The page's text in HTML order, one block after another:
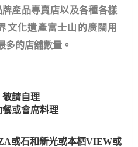
產品專賣店以及各種各樣
文化遺產富士山的廣闊用
多的店舖數量。
敬請自理
或會席料理
或石和新光或本栖VIEW或